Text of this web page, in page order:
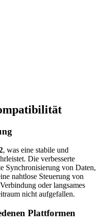
, was eine stabile und
Die verbesserte
Synchronisierung von Daten,
nahtlose Steuerung von
oder langsames
nicht aufgefallen.
Plattformen